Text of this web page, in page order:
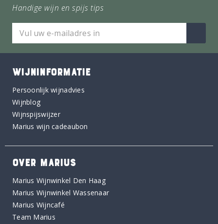
Handige wijn en spijs tips
WIJNINFORMATIE
Persoonlijk wijnadvies
Wijnblog
Wijnspijswijzer
Marius wijn cadeaubon
OVER MARIUS
Marius Wijnwinkel Den Haag
Marius Wijnwinkel Wassenaar
Marius Wijncafé
Team Marius